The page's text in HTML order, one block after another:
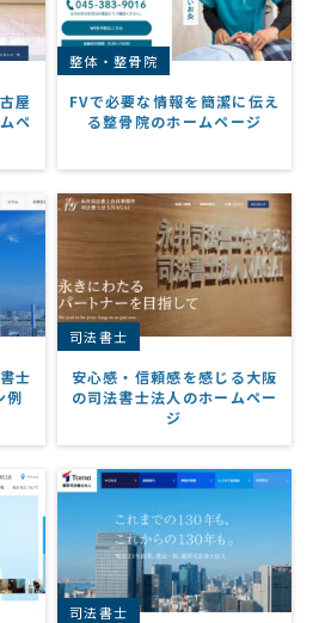
屋
ペ
整体・整骨院
FVで必要な情報を簡潔に伝え
る整骨院のホームページ
士
例
司法書士
安心感・信頼感を感じる大阪
の司法書士法人のホームペー
ジ
司法書士